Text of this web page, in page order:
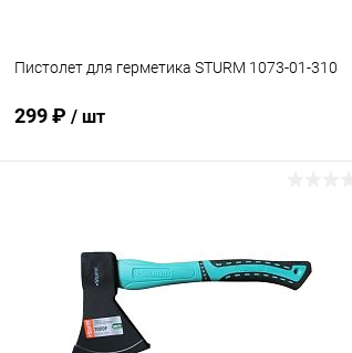
Пистолет для герметика STURM 1073-01-310
299 ₽ / шт
Купить в 1 клик К сравнению
В избранное